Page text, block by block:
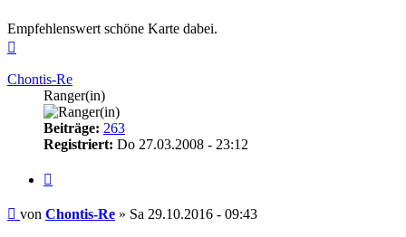
Empfehlenswert schöne Karte dabei.
Chontis-Re
Ranger(in)
Beiträge: 263
Registriert: Do 27.03.2008 - 23:12
Beitrag
von Chontis-Re » Sa 29.10.2016 - 09:43